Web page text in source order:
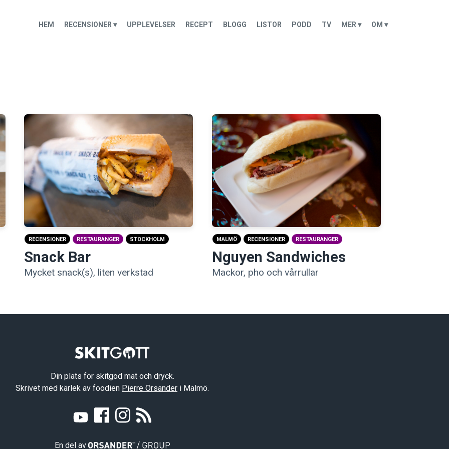
HEM RECENSIONER ▾ UPPLEVELSER RECEPT BLOGG LISTOR PODD TV MER ▾ OM ▾
RECENSIONER RESTAURANGER STOCKHOLM
Snack Bar
Mycket snack(s), liten verkstad
MALMÖ RECENSIONER RESTAURANGER
Nguyen Sandwiches
Mackor, pho och vårrullar
Din plats för skitgod mat och dryck.
Skrivet med kärlek av foodien Pierre Orsander i Malmö.
En del av